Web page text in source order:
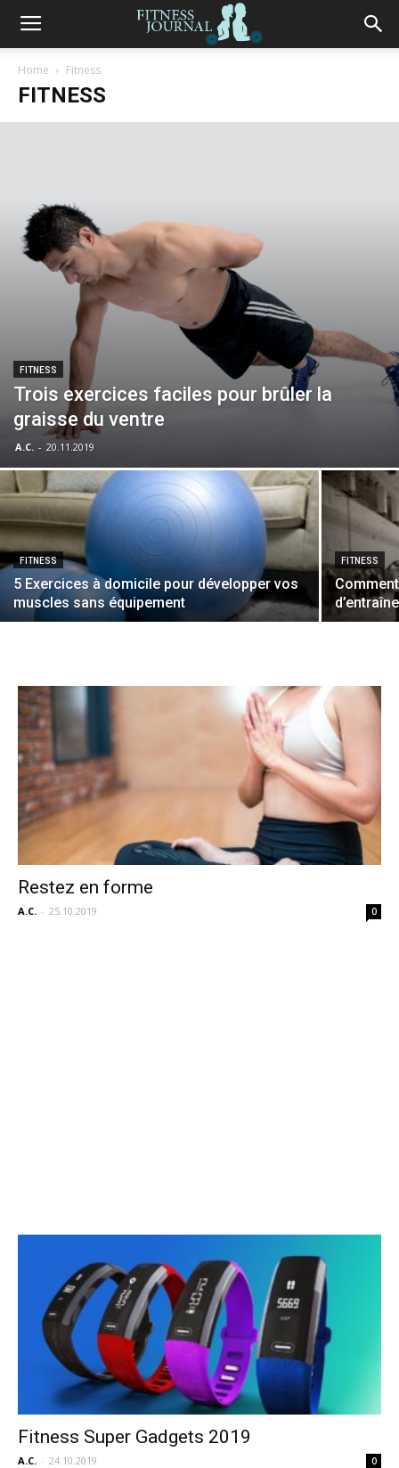
Fitness
Journal
Home Fitness
FITNESS
FITNESS
Trois exercices faciles pour brûler la
graisse du ventre
A.C. - 20.11.2019
FITNESS
5 Exercices à domicile pour développer vos
muscles sans équipement
FITNESS
Restez en forme
A.C. - 25.10.2019 0
Fitness Super Gadgets 2019
A.C. - 24.10.2019 0